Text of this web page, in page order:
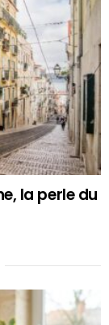
la perle du